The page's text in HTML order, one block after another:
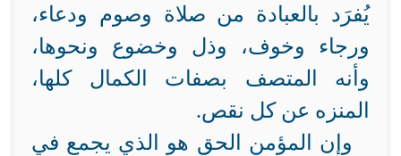
يُفرَد بالعبادة من صلاة وصوم ودعاء،
ورجاء وخوف، وذل وخضوع ونحوها،
وأنه المتصف بصفات الكمال كلها،
المنزه عن كل نقص.
وإن المؤمن الحق هو الذي يجمع في